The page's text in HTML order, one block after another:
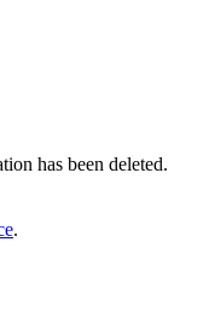
has been deleted.
.